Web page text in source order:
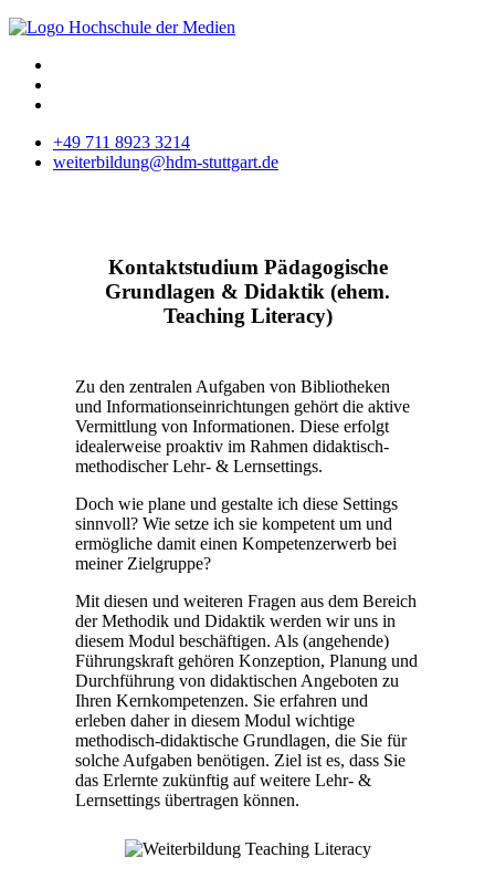
+49 711 8923 3214
weiterbildung@hdm-stuttgart.de
Kontaktstudium Pädagogische
Grundlagen & Didaktik (ehem.
Teaching Literacy)
Zu den zentralen Aufgaben von Bibliotheken
und Informationseinrichtungen gehört die aktive
Vermittlung von Informationen. Diese erfolgt
idealerweise proaktiv im Rahmen didaktisch-
methodischer Lehr- & Lernsettings.
Doch wie plane und gestalte ich diese Settings
sinnvoll? Wie setze ich sie kompetent um und
ermögliche damit einen Kompetenzerwerb bei
meiner Zielgruppe?
Mit diesen und weiteren Fragen aus dem Bereich
der Methodik und Didaktik werden wir uns in
diesem Modul beschäftigen. Als (angehende)
Führungskraft gehören Konzeption, Planung und
Durchführung von didaktischen Angeboten zu
Ihren Kernkompetenzen. Sie erfahren und
erleben daher in diesem Modul wichtige
methodisch-didaktische Grundlagen, die Sie für
solche Aufgaben benötigen. Ziel ist es, dass Sie
das Erlernte zukünftig auf weitere Lehr- &
Lernsettings übertragen können.